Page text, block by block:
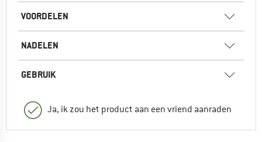
VOORDELEN
NADELEN
GEBRUIK
Ja, ik zou het product aan een vriend aanraden